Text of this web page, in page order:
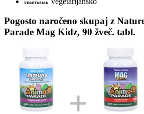
Pogosto naročeno skupaj z
Parade Mag Kidz, 90 žveč. tabl.